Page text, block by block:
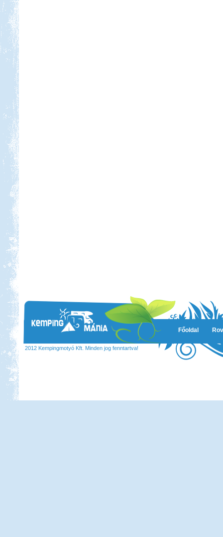
Főoldal
2012 Kempingmotyó Kft. Minden jog fenntartva!